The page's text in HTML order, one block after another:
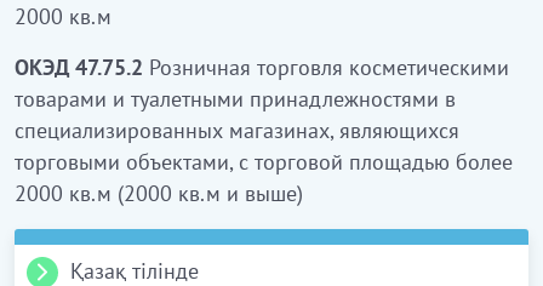
2000 кв.м
ОКЭД 47.75.2 Розничная торговля косметическими
товарами и туалетными принадлежностями в
специализированных магазинах, являющихся
торговыми объектами, с торговой площадью более
2000 кв.м (2000 кв.м и выше)
Қазақ тілінде